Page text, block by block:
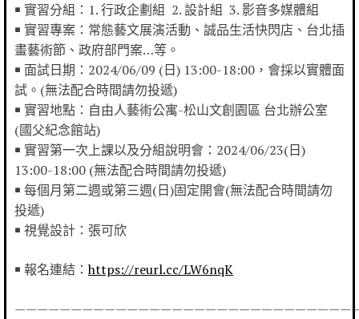
￭ 實習分組：1. 行政企劃組 2. 設計組 3. 影音多媒體組
￭ 實習專案：常態藝文展演活動、誠品生活快閃店、台北插
畫藝術節、政府部門案…等。
￭ 面試日期：2024/06/09 (日) 13:00-18:00，會採以實體面
試。(無法配合時間請勿投遞)
￭ 實習地點：自由人藝術公寓-松山文創園區 台北辦公室
(國父紀念館站)
￭ 實習第一次上課以及分組說明會：2024/06/23(日)
13:00-18:00 (無法配合時間請勿投遞)
￭ 每個月第二週或第三週(日)固定開會(無法配合時間請勿
投遞)
￭ 視覺設計：張可欣
￭ 報名連結：https://reurl.cc/LW6nqK